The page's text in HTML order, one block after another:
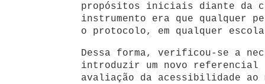
propósitos iniciais diante da
instrumento era que qualquer
o protocolo, em qualquer
Dessa forma, verificou-se a
introduzir um novo referencial
avaliação da acessibilidade ao